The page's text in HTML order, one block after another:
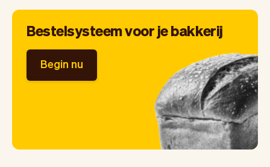
Bestelsysteem voor je bakkerij
Begin nu